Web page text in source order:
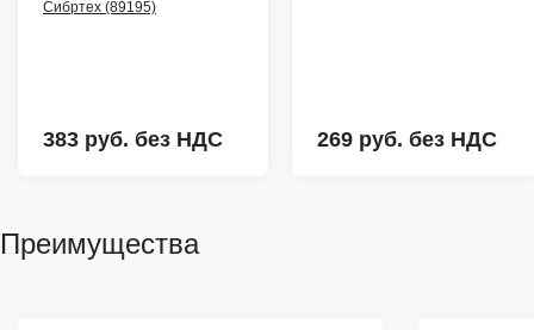
Сибртех (89195)
383 руб. без НДС 269 руб. без НДС
Преимущества